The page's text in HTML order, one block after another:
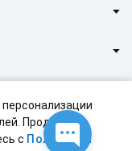
Продолжая
с Политикой